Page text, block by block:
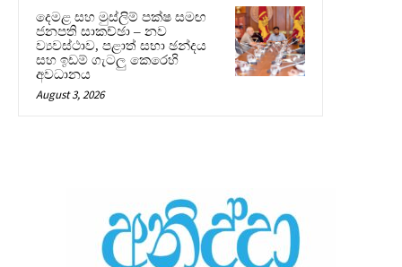
දෙමළ සහ මුස්ලිම් පක්ෂ සමඟ
ජනපති සාකච්ඡා – නව
ව්‍යවස්ථාව, පළාත් සභා ඡන්දය
සහ ඉඩම් ගැටලු කෙරෙහි
අවධානය
August 3, 2026